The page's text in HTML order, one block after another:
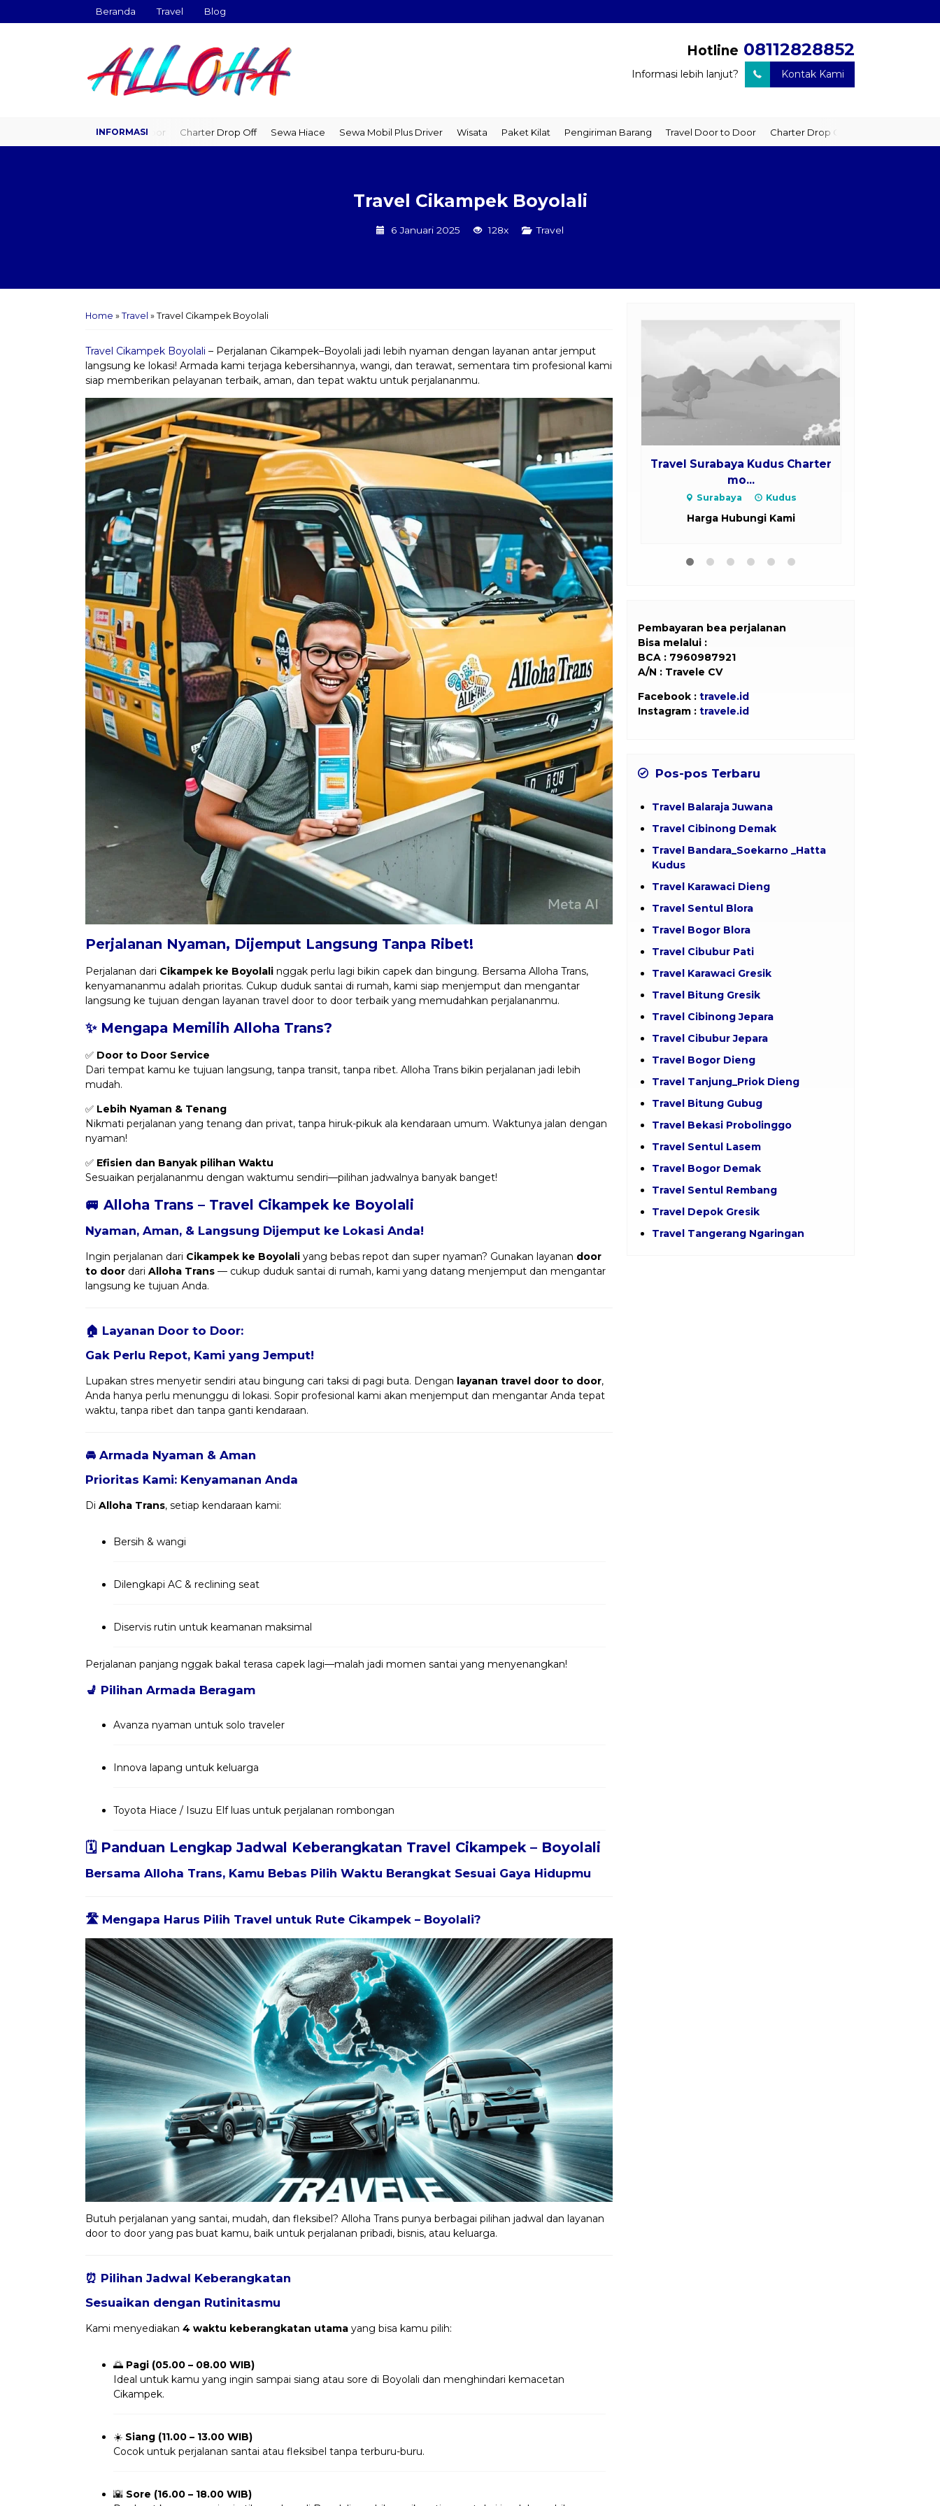
Beranda Travel Blog
Hotline 08112828852
Informasi lebih lanjut? Kontak Kami
Travel Door to Door Charter Drop Off Sewa Hiace Sewa Mobil Plus Driver Wisata Paket Kilat Pengiriman Barang Travel Door to Door Charter Drop Off Sewa Hiace
Travel Cikampek Boyolali
6 Januari 2025 128x Travel
Home » Travel » Travel Cikampek Boyolali
Travel Cikampek Boyolali – Perjalanan Cikampek–Boyolali jadi lebih nyaman dengan layanan antar jemput
langsung ke lokasi! Armada kami terjaga kebersihannya, wangi, dan terawat, sementara tim profesional kami
siap memberikan pelayanan terbaik, aman, dan tepat waktu untuk perjalananmu.
Perjalanan Nyaman, Dijemput Langsung Tanpa Ribet!
Perjalanan dari Cikampek ke Boyolali nggak perlu lagi bikin capek dan bingung. Bersama Alloha Trans,
kenyamananmu adalah prioritas. Cukup duduk santai di rumah, kami siap menjemput dan mengantar
langsung ke tujuan dengan layanan travel door to door terbaik yang memudahkan perjalananmu.
✨ Mengapa Memilih Alloha Trans?
✅ Door to Door Service
Dari tempat kamu ke tujuan langsung, tanpa transit, tanpa ribet. Alloha Trans bikin perjalanan jadi lebih
mudah.
✅ Lebih Nyaman & Tenang
Nikmati perjalanan yang tenang dan privat, tanpa hiruk-pikuk ala kendaraan umum. Waktunya jalan dengan
nyaman!
✅ Efisien dan Banyak pilihan Waktu
Sesuaikan perjalananmu dengan waktumu sendiri—pilihan jadwalnya banyak banget!
🚐 Alloha Trans – Travel Cikampek ke Boyolali
Nyaman, Aman, & Langsung Dijemput ke Lokasi Anda!
Ingin perjalanan dari Cikampek ke Boyolali yang bebas repot dan super nyaman? Gunakan layanan door
to door dari Alloha Trans — cukup duduk santai di rumah, kami yang datang menjemput dan mengantar
langsung ke tujuan Anda.
🏠 Layanan Door to Door:
Gak Perlu Repot, Kami yang Jemput!
Lupakan stres menyetir sendiri atau bingung cari taksi di pagi buta. Dengan layanan travel door to door,
Anda hanya perlu menunggu di lokasi. Sopir profesional kami akan menjemput dan mengantar Anda tepat
waktu, tanpa ribet dan tanpa ganti kendaraan.
🚘 Armada Nyaman & Aman
Prioritas Kami: Kenyamanan Anda
Di Alloha Trans, setiap kendaraan kami:
Bersih & wangi
Dilengkapi AC & reclining seat
Diservis rutin untuk keamanan maksimal
Perjalanan panjang nggak bakal terasa capek lagi—malah jadi momen santai yang menyenangkan!
💺 Pilihan Armada Beragam
Avanza nyaman untuk solo traveler
Innova lapang untuk keluarga
Toyota Hiace / Isuzu Elf luas untuk perjalanan rombongan
🗓️ Panduan Lengkap Jadwal Keberangkatan Travel Cikampek – Boyolali
Bersama Alloha Trans, Kamu Bebas Pilih Waktu Berangkat Sesuai Gaya Hidupmu
🛣️ Mengapa Harus Pilih Travel untuk Rute Cikampek – Boyolali?
Butuh perjalanan yang santai, mudah, dan fleksibel? Alloha Trans punya berbagai pilihan jadwal dan layanan
door to door yang pas buat kamu, baik untuk perjalanan pribadi, bisnis, atau keluarga.
⏰ Pilihan Jadwal Keberangkatan
Sesuaikan dengan Rutinitasmu
Kami menyediakan 4 waktu keberangkatan utama yang bisa kamu pilih:
🌅 Pagi (05.00 – 08.00 WIB)
Ideal untuk kamu yang ingin sampai siang atau sore di Boyolali dan menghindari kemacetan
Cikampek.
☀️ Siang (11.00 – 13.00 WIB)
Cocok untuk perjalanan santai atau fleksibel tanpa terburu-buru.
🌇 Sore (16.00 – 18.00 WIB)
Travel Surabaya Kudus Charter
mo...
Surabaya Kudus
Harga Hubungi Kami
Pembayaran bea perjalanan
Bisa melalui :
BCA : 7960987921
A/N : Travele CV
Facebook : travele.id
Instagram : travele.id
Pos-pos Terbaru
Travel Balaraja Juwana
Travel Cibinong Demak
Travel Bandara_Soekarno _Hatta
Kudus
Travel Karawaci Dieng
Travel Sentul Blora
Travel Bogor Blora
Travel Cibubur Pati
Travel Karawaci Gresik
Travel Bitung Gresik
Travel Cibinong Jepara
Travel Cibubur Jepara
Travel Bogor Dieng
Travel Tanjung_Priok Dieng
Travel Bitung Gubug
Travel Bekasi Probolinggo
Travel Sentul Lasem
Travel Bogor Demak
Travel Sentul Rembang
Travel Depok Gresik
Travel Tangerang Ngaringan